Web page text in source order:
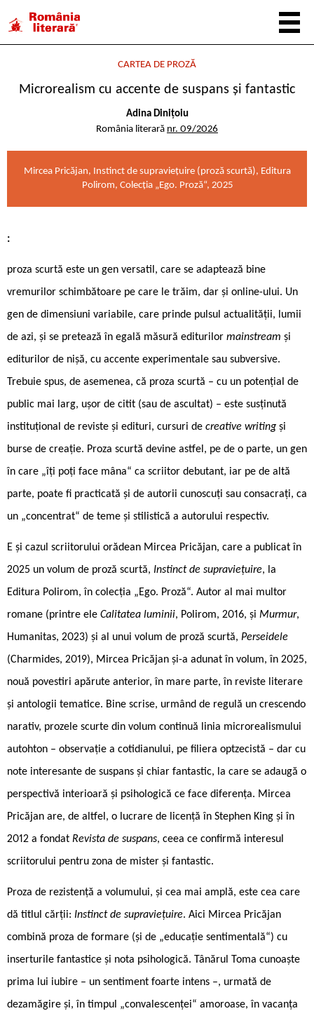
CARTEA DE PROZĂ
Microrealism cu accente de suspans și fantastic
Adina Dinițoiu
România literară nr. 09/2026
Mircea Pricăjan, Instinct de supraviețuire (proză scurtă), Editura
Polirom, Colecția „Ego. Proză“, 2025
:
proza scurtă este un gen versatil, care se adaptează bine
vremurilor schimbătoare pe care le trăim, dar și online-ului. Un
gen de dimensiuni variabile, care prinde pulsul actualității, lumii
de azi, și se pretează în egală măsură editurilor mainstream și
editurilor de nișă, cu accente experimentale sau subversive.
Trebuie spus, de asemenea, că proza scurtă – cu un potențial de
public mai larg, ușor de citit (sau de ascultat) – este susținută
instituțional de reviste și edituri, cursuri de creative writing și
burse de creație. Proza scurtă devine astfel, pe de o parte, un gen
în care „îți poți face mâna“ ca scriitor debutant, iar pe de altă
parte, poate fi practicată și de autorii cunoscuți sau consacrați, ca
un „concentrat“ de teme și stilistică a autorului respectiv.
E și cazul scriitorului orădean Mircea Pricăjan, care a publicat în
2025 un volum de proză scurtă, Instinct de supraviețuire, la
Editura Polirom, în colecția „Ego. Proză“. Autor al mai multor
romane (printre ele Calitatea luminii, Polirom, 2016, și Murmur,
Humanitas, 2023) și al unui volum de proză scurtă, Perseidele
(Charmides, 2019), Mircea Pricăjan și-a adunat în volum, în 2025,
nouă povestiri apărute anterior, în mare parte, în reviste literare
și antologii tematice. Bine scrise, urmând de regulă un crescendo
narativ, prozele scurte din volum continuă linia microrealismului
autohton – observație a cotidianului, pe filiera optzecistă – dar cu
note interesante de suspans și chiar fantastic, la care se adaugă o
perspectivă interioară și psihologică ce face diferența. Mircea
Pricăjan are, de altfel, o lucrare de licență în Stephen King și în
2012 a fondat Revista de suspans, ceea ce confirmă interesul
scriitorului pentru zona de mister și fantastic.
Proza de rezistență a volumului, și cea mai amplă, este cea care
dă titlul cărții: Instinct de supraviețuire. Aici Mircea Pricăjan
combină proza de formare (și de „educație sentimentală“) cu
inserturile fantastice și nota psihologică. Tânărul Toma cunoaște
prima lui iubire – un sentiment foarte intens –, urmată de
dezamăgire și, în timpul „convalescenței“ amoroase, în vacanța